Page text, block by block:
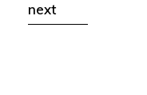
next